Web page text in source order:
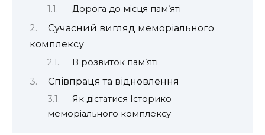
Дорога до місця пам’яті
Сучасний вигляд меморіального
комплексу
В розвиток пам’яті
Співпраця та відновлення
Як дістатися Історико-
меморіального комплексу